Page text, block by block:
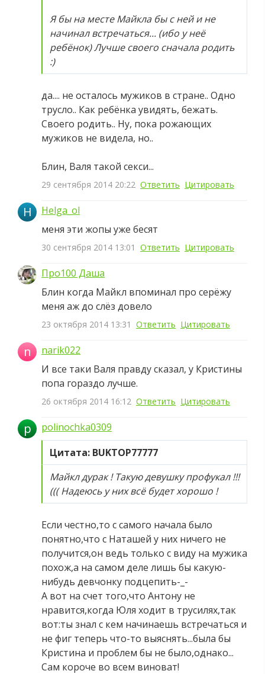
Я бы на месте Майкла бы с ней и не
начинал встречаться... (ибо у неё
ребёнок) Лучше своего сначала родить
:)
да.... не осталось мужиков в стране.. Одно
трусло.. Как ребёнка увидять, бежать.
Своего родить.. Ну, пока рожающих
мужиков не видела, но..
Блин, Валя такой секси...
29 сентября 2014 20:22 Ответить Цитировать
H
Helga_ol
меня эти жопы уже бесят
30 сентября 2014 13:01 Ответить Цитировать
Про100 Даша
Блин когда Майкл впоминал про серёжу
меня аж до слёз довело
23 октября 2014 13:31 Ответить Цитировать
n
narik022
И все таки Валя правду сказал, у Кристины
попа гораздо лучше.
26 октября 2014 16:12 Ответить Цитировать
p
polinochka0309
Цитата: BUKTOP77777
Майкл дурак ! Такую девушку профукал !!!
((( Надеюсь у них всё будет хорошо !
Если честно,то с самого начала было
понятно,что с Наташей у них ничего не
получится,он ведь только с виду на мужика
похож,а на самом деле лишь бы какую-
нибудь девчонку подцепить-_-
А вот на счет того,что Антону не
нравится,когда Юля ходит в трусилях,так
вот:ты знал с кем начинаешь встречаться и
не фиг теперь что-то выяснять...была бы
Кристина и проблем бы не было,однако...
Сам короче во всем виноват!